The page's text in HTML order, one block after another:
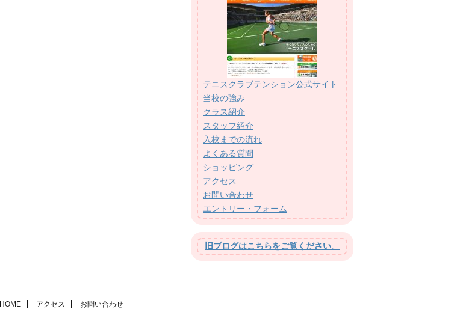
テニスクラブテンション公式サイト
当校の強み
クラス紹介
スタッフ紹介
入校までの流れ
よくある質問
ショッピング
アクセス
お問い合わせ
エントリー・フォーム
旧ブログはこちらをご覧ください。
HOME アクセス お問い合わせ